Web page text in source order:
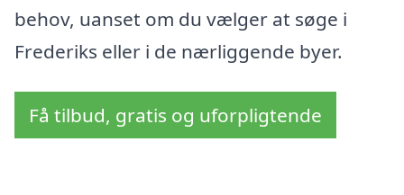
behov, uanset om du vælger at søge i
Frederiks eller i de nærliggende byer.
Få tilbud, gratis og uforpligtende